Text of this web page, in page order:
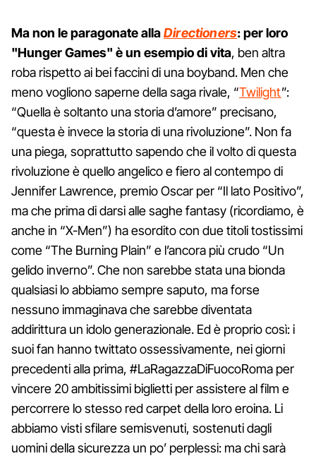
Ma non le paragonate allaDirectioners: per loro
"Hunger Games" è un esempio di vita, ben altra
roba rispetto ai bei faccini di una boyband. Men che
meno vogliono saperne della saga rivale, “Twilight”:
“Quella è soltanto una storia d’amore” precisano,
“questa è invece la storia di una rivoluzione”. Non fa
una piega, soprattutto sapendo che il volto di questa
rivoluzione è quello angelico e fiero al contempo di
Jennifer Lawrence, premio Oscar per “Il lato Positivo”,
ma che prima di darsi alle saghe fantasy (ricordiamo, è
anche in “X-Men”) ha esordito con due titoli tostissimi
come “The Burning Plain” e l’ancora più crudo “Un
gelido inverno”. Che non sarebbe stata una bionda
qualsiasi lo abbiamo sempre saputo, ma forse
nessuno immaginava che sarebbe diventata
addirittura un idolo generazionale. Ed è proprio così: i
suoi fan hanno twittato ossessivamente, nei giorni
precedenti alla prima, #LaRagazzaDiFuocoRoma per
vincere 20 ambitissimi biglietti per assistere al film e
percorrere lo stesso red carpet della loro eroina. Li
abbiamo visti sfilare semisvenuti, sostenuti dagli
uomini della sicurezza un po’ perplessi: ma chi sarà